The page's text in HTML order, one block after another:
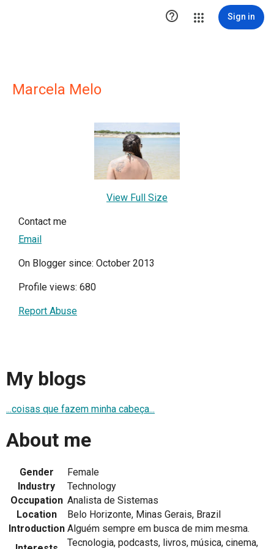
 Sign in
Marcela Melo
View Full Size
Contact me
Email
On Blogger since: October 2013
Profile views: 680
Report Abuse
My blogs
...coisas que fazem minha cabeça...
About me
Gender
Female
Industry
Technology
Occupation Analista de Sistemas
Location
Belo Horizonte, Minas Gerais, Brazil
Introduction Alguém sempre em busca de mim mesma.
Tecnologia, podcasts, livros, música, cinema,